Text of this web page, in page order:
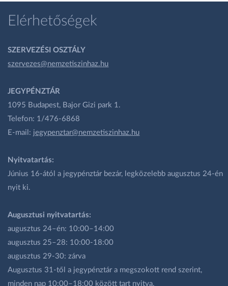
Elérhetőségek
SZERVEZÉSI OSZTÁLY
szervezes@nemzetiszinhaz.hu
JEGYPÉNZTÁR
1095 Budapest, Bajor Gizi park 1.
Telefon: 1/476-6868
E-mail: jegypenztar@nemzetiszinhaz.hu
Nyitvatartás:
Június 16-ától a jegypénztár bezár, legközelebb augusztus 24-én
nyit ki.
Augusztusi nyitvatartás:
augusztus 24–én: 10:00–14:00
augusztus 25–28: 10:00-18:00
augusztus 29-30: zárva
Augusztus 31-től a jegypénztár a megszokott rend szerint,
minden nap 10:00–18:00 között tart nyitva.